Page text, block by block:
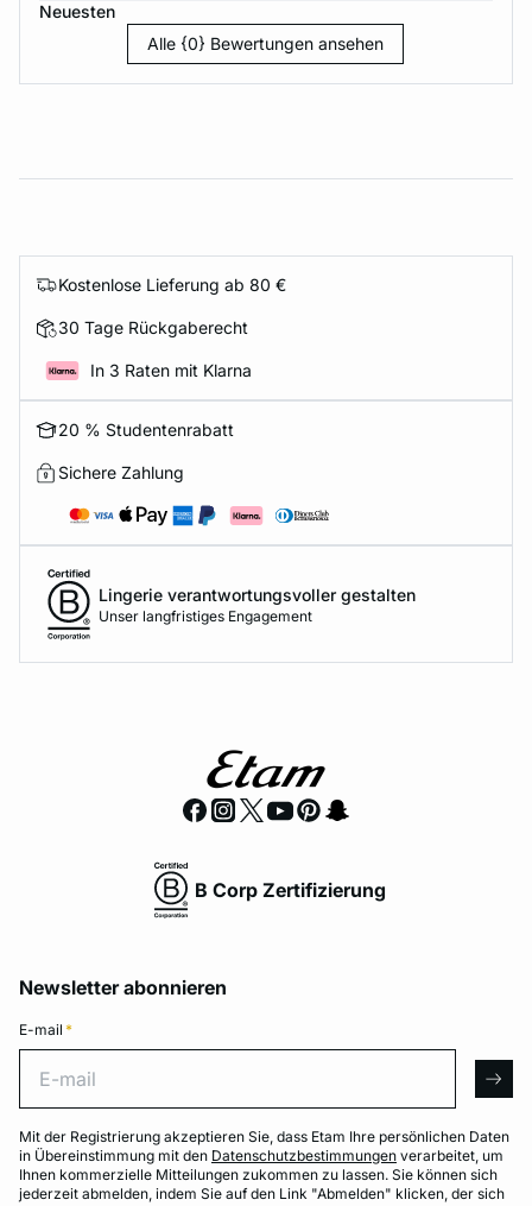
Neuesten
Alle {0} Bewertungen ansehen
Kostenlose Lieferung ab 80 €
30 Tage Rückgaberecht
In 3 Raten mit Klarna
20 % Studentenrabatt
Sichere Zahlung
Lingerie verantwortungsvoller gestalten
Unser langfristiges Engagement
B Corp Zertifizierung
Newsletter abonnieren
E-mail *
Mit der Registrierung akzeptieren Sie, dass Etam Ihre persönlichen Daten
in Übereinstimmung mit den Datenschutzbestimmungen verarbeitet, um
Ihnen kommerzielle Mitteilungen zukommen zu lassen. Sie können sich
jederzeit abmelden, indem Sie auf den Link "Abmelden" klicken, der sich